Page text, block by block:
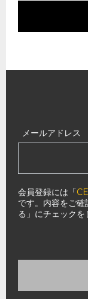
メールアドレス
会員登録には「
です。内容をご
る」にチェックを